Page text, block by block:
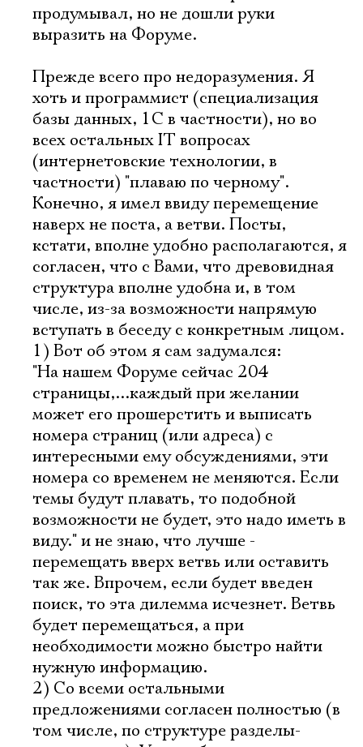
продумывал, но не дошли руки
выразить на Форуме.
Прежде всего про недоразумения. Я
хоть и программист (специализация
базы данных, 1С в частности), но во
всех остальных IT вопросах
(интернетовские технологии, в
частности) "плаваю по черному".
Конечно, я имел ввиду перемещение
наверх не поста, а ветви. Посты,
кстати, вполне удобно располагаются, я
согласен, что с Вами, что древовидная
структура вполне удобна и, в том
числе, из-за возможности напрямую
вступать в беседу с конкретным лицом.
1) Вот об этом я сам задумался:
"На нашем Форуме сейчас 204
страницы,...каждый при желании
может его прошерстить и выписать
номера страниц (или адреса) с
интересными ему обсуждениями, эти
номера со временем не меняются. Если
темы будут плавать, то подобной
возможности не будет, это надо иметь в
виду." и не знаю, что лучше -
перемещать вверх ветвь или оставить
так же. Впрочем, если будет введен
поиск, то эта дилемма исчезнет. Ветвь
будет перемещаться, а при
необходимости можно быстро найти
нужную информацию.
2) Со всеми остальными
предложениями согласен полностью (в
том числе, по структуре разделы-